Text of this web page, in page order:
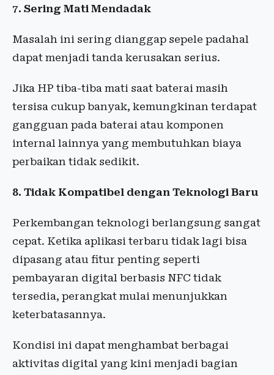
7. Sering Mati Mendadak
Masalah ini sering dianggap sepele padahal
dapat menjadi tanda kerusakan serius.
Jika HP tiba-tiba mati saat baterai masih
tersisa cukup banyak, kemungkinan terdapat
gangguan pada baterai atau komponen
internal lainnya yang membutuhkan biaya
perbaikan tidak sedikit.
8. Tidak Kompatibel dengan Teknologi Baru
Perkembangan teknologi berlangsung sangat
cepat. Ketika aplikasi terbaru tidak lagi bisa
dipasang atau fitur penting seperti
pembayaran digital berbasis NFC tidak
tersedia, perangkat mulai menunjukkan
keterbatasannya.
Kondisi ini dapat menghambat berbagai
aktivitas digital yang kini menjadi bagian